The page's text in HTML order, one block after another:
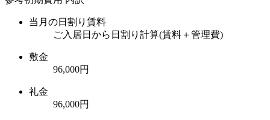
当月の日割り賃料
ご入居日から日割り計算(賃料＋管理費)
敷金
96,000円
礼金
96,000円